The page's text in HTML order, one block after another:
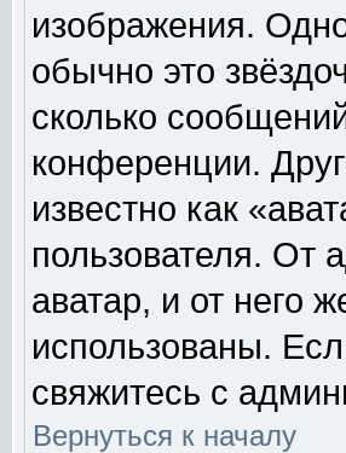
изображения.
обычно это
сколько
конференции.
известно как
пользователя. От
аватар, и от него
использованы.
свяжитесь с
Вернуться к началу